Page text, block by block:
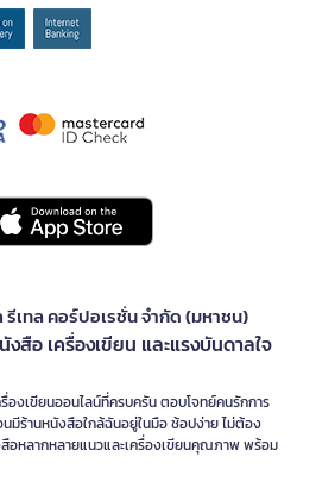
รีเทล คอร์ปอเรชั่น จำกัด (มหาชน)
สือ เครื่องเขียน และแรงบันดาลใจ
องเขียนออนไลน์ที่ครบครัน ตอบโจทย์คนรักการ
มีร้านหนังสือใกล้ฉันอยู่ในมือ ช้อปง่าย ไม่ต้อง
อหลากหลายแนวและเครื่องเขียนคุณภาพ พร้อม